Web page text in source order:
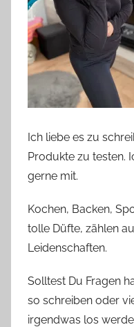
Ich liebe es zu
Produkte zu testen.
gerne mit.
Kochen, Backen,
tolle Düfte, zählen
Leidenschaften.
Solltest Du Fragen
so schreiben oder
irgendwas los